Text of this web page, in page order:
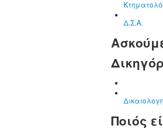
Δ.Σ.Α.
Ποιός